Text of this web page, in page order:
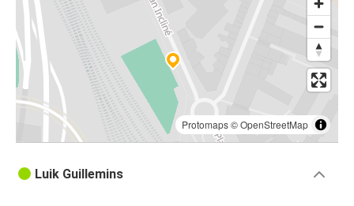
Protomaps©OpenStreetMap
Luik Guillemins